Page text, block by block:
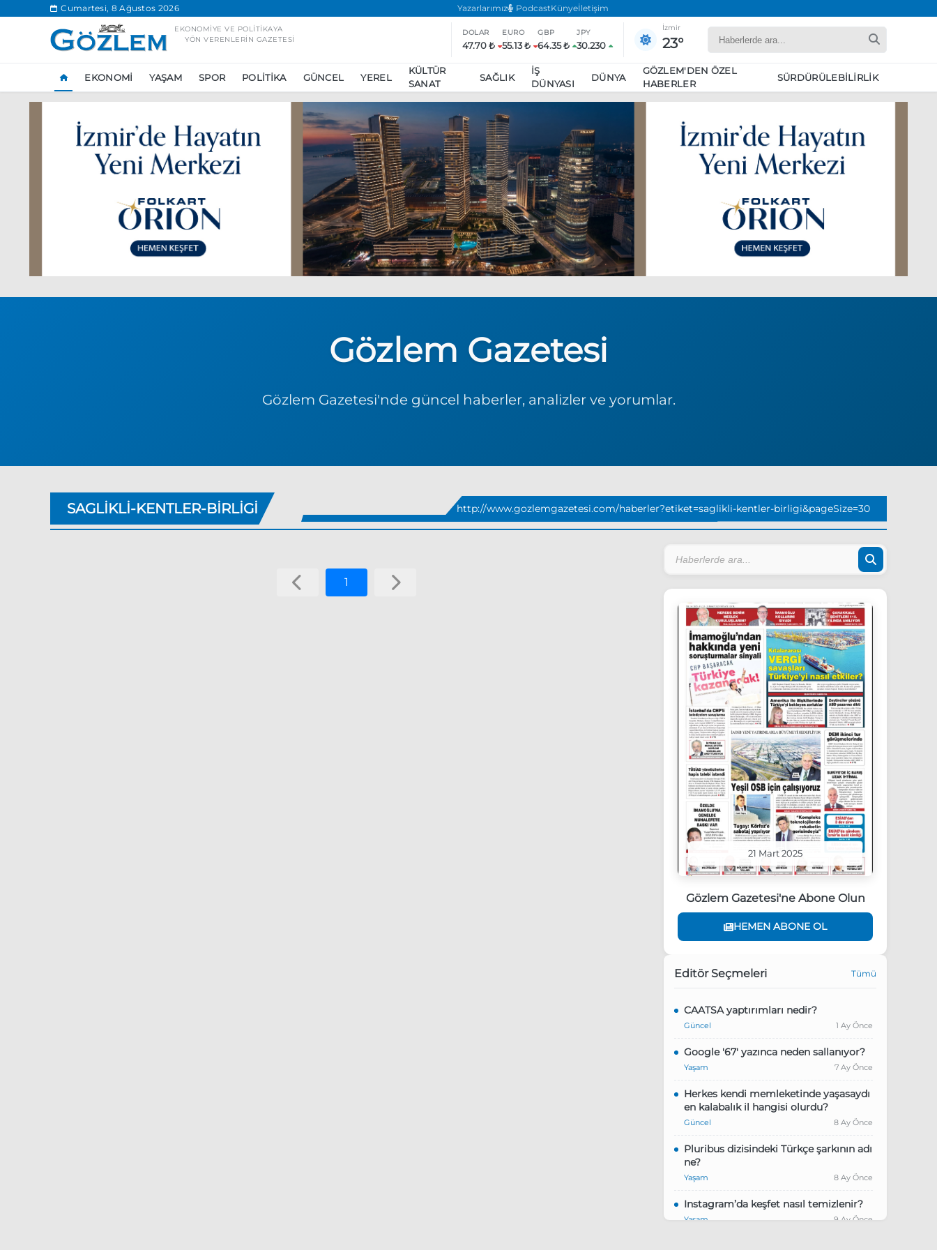
Cumartesi, 8 Ağustos 2026 Yazarlarımız PodcastKünyeİletişim
EKONOMIYE VE POLITIKAYA
YÖN VERENLERIN GAZETESI
DOLAR
47.70 ₺
EURO
55.13 ₺
GBP
64.35 ₺
JPY
30.230
İzmir
23°
EKONOMI YAŞAM SPOR POLITIKA GÜNCEL YEREL
KÜLTÜR
SANAT
SAĞLIK
İŞ
DÜNYASI
DÜNYA
GÖZLEM'DEN ÖZEL
HABERLER
SÜRDÜRÜLEBILIRLIK
Ankara’da eylem yasağı uzatıldı
Özgür Özel, Ekrem İmamoğlu’nu ziyaret edecek
Ünlü çift bir etkinliğe daha katılmama kararı aldı
Boykot
Gözlem Gazetesi
Gözlem Gazetesi'nde güncel haberler, analizler ve yorumlar.
SAGLIKLI-KENTLER-BIRLIGI http://www.gozlemgazetesi.com/haberler?etiket=saglikli-kentler-birligi&pageSize=30
1
21 Mart 2025
Gözlem Gazetesi'ne Abone Olun
HEMEN ABONE OL
Editör Seçmeleri Tümü
CAATSA yaptırımları nedir?
Güncel 1 Ay Önce
Google '67' yazınca neden sallanıyor?
Yaşam 7 Ay Önce
Herkes kendi memleketinde yaşasaydı
en kalabalık il hangisi olurdu?
Güncel 8 Ay Önce
Pluribus dizisindeki Türkçe şarkının adı
ne?
Yaşam 8 Ay Önce
Instagram’da keşfet nasıl temizlenir?
Yaşam 9 Ay Önce